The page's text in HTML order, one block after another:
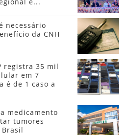
necessário
da CNH
registra 35 mil
em 7
é de 1 caso a
medicamento
tumores